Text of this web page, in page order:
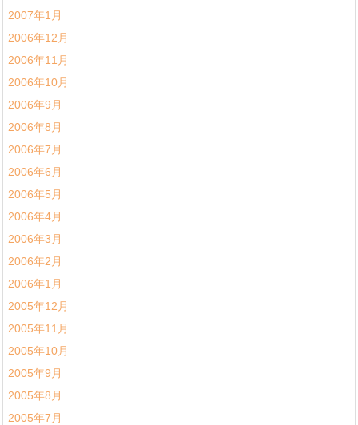
2007年1月
2006年12月
2006年11月
2006年10月
2006年9月
2006年8月
2006年7月
2006年6月
2006年5月
2006年4月
2006年3月
2006年2月
2006年1月
2005年12月
2005年11月
2005年10月
2005年9月
2005年8月
2005年7月